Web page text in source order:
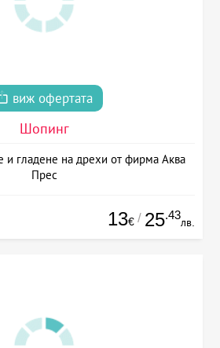
виж офертата
Шопинг
и гладене на дрехи от фирма Аква
Прес
13€ / 25.43
лв.